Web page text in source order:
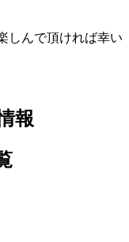
しんで頂ければ幸い
報